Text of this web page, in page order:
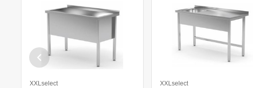
XXLselect XXLselect